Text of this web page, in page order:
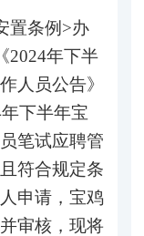
置条例>办
2024年下半
人员公告》
下半年宝
笔试应聘管
符合规定条
申请，宝鸡
审核，现将